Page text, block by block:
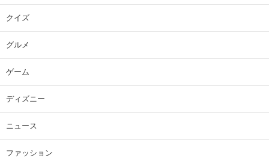
クイズ
グルメ
ゲーム
ディズニー
ニュース
ファッション